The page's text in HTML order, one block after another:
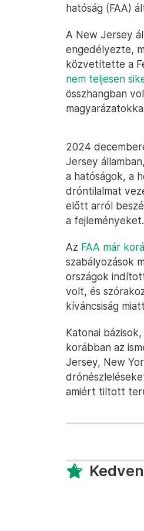
hatóság (FAA)
A New Jersey
engedélyezte,
közvetítette a
nem teljesen
összhangban
2024
Jersey
a hatóságok, a
dróntilalmat
előtt arról
a fejleményeket.
Az FAA már
szabályozások
országok
volt, és
kíváncsiság
Katonai
korábban az
Jersey, New
amiért tiltott